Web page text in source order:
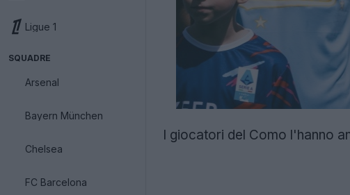
Ligue 1
SQUADRE
Arsenal
Bayern München
Chelsea
FC Barcelona
I giocatori del Como l'hanno